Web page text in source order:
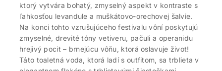
ktorý vytvára bohatý, zmyselný aspekt v kontraste s
ľahkosťou levandule a muškátovo-orechovej šalvie.
Na konci tohto vzrušujúceho festivalu vôní poskytujú
zmyselné, drevité tóny vetiveru, pačuli a operanidu
hrejivý pocit – brnejúcu vôňu, ktorá oslavuje život!
Táto toaletná voda, ktorá ladí s outfitom, sa trblieta v